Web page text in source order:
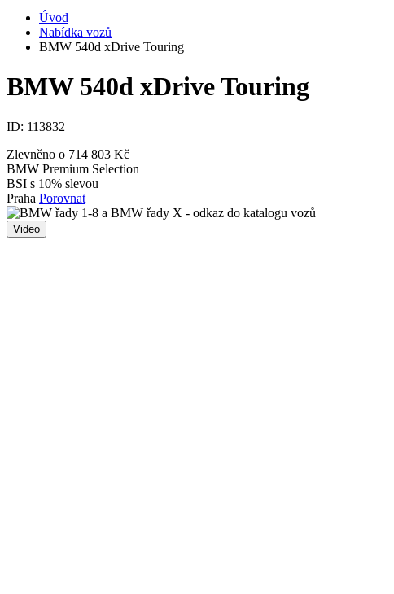
Úvod
Nabídka vozů
BMW 540d xDrive Touring
BMW 540d xDrive Touring
ID: 113832
Zlevněno o 714 803 Kč
BMW Premium Selection
BSI s 10% slevou
Praha Porovnat
Video